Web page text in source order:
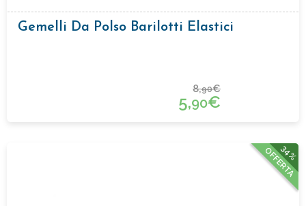
Gemelli Da Polso Barilotti Elastici
8,90€
5,90€
34%
OFFERTA